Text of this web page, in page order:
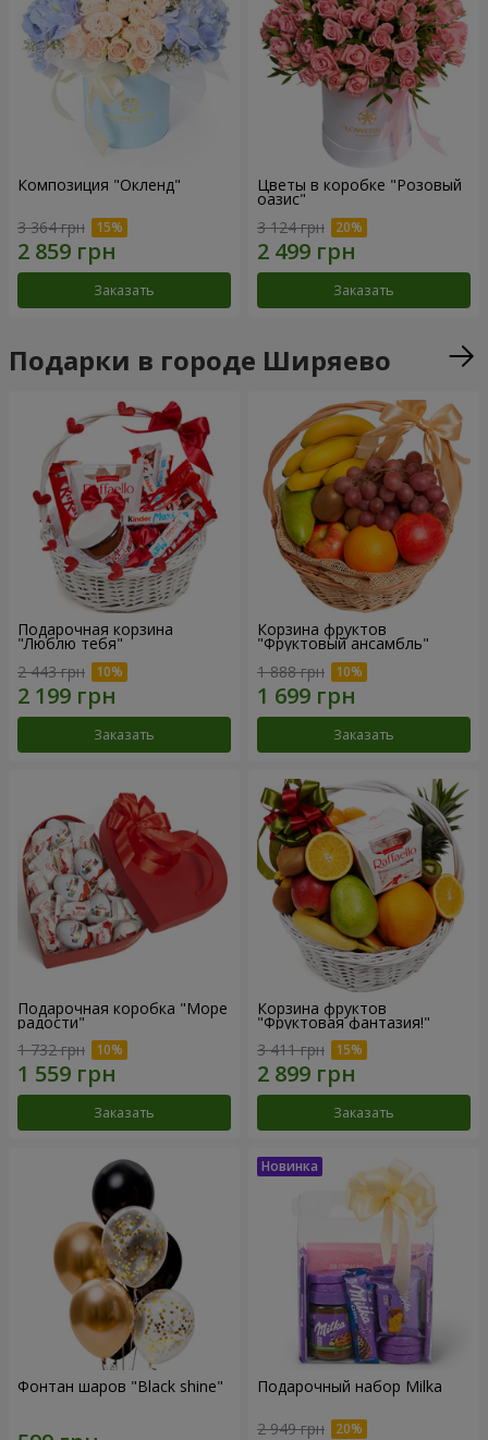
Композиция "Окленд"
3 364 грн
Заказать
Цветы в коробке "Розовый
оазис"
3 124 грн
Заказать
Подарки в городе Ширяево
Подарочная корзина
"Люблю тебя"
2 443 грн
Заказать
Корзина фруктов
"Фруктовый ансамбль"
1 888 грн
Заказать
Подарочная коробка "Море
радости"
1 732 грн
Заказать
Корзина фруктов
"Фруктовая фантазия!"
3 411 грн
Заказать
Фонтан шаров "Black shine" Подарочный набор Milka
2 949 грн